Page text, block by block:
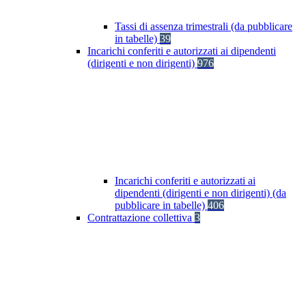
Tassi di assenza trimestrali (da pubblicare
in tabelle) 39
Incarichi conferiti e autorizzati ai dipendenti
(dirigenti e non dirigenti) 976
Incarichi conferiti e autorizzati ai
dipendenti (dirigenti e non dirigenti) (da
pubblicare in tabelle) 406
Contrattazione collettiva 3